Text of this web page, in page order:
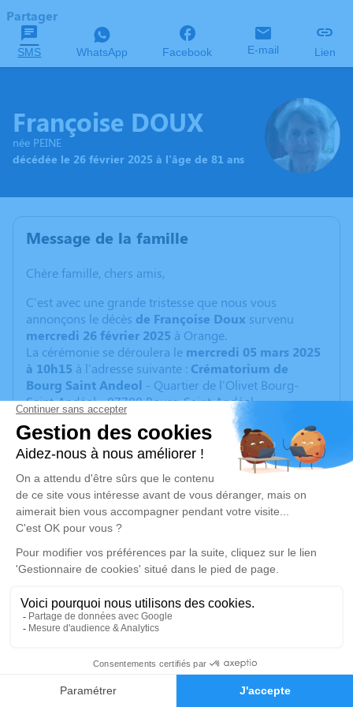
Faire-part Hommages
Partager
SMS WhatsApp Facebook E-mail Lien
Françoise DOUX
née PEINE
décédée le 26 février 2025 à l'âge de 81 ans
Message de la famille
Chère famille, chers amis,
C'est avec une grande tristesse que nous vous
annonçons le décès de Françoise Doux survenu
mercredi 26 février 2025 à Orange.
La cérémonie se déroulera le mercredi 05 mars 2025
à 10h15 à l'adresse suivante : Crématorium de
Bourg Saint Andeol - Quartier de l'Olivet Bourg-
Saint-Andéol - 07700 Bourg-Saint-Andéol.
À 15H00, au cimetière de Remparts de Tulette, l'urne
sera inhumée.
Lundi 03 mars et mardi 04 mars de 15h à 17h,
famille sera présente pour vous accueillir au salon
funéraire de Tulette600 avenue des Alpes.
Cet espace privé est destiné à recueillir vos
condoléances ou le souvenir d’un moment passé.
Un service de plantation d’arbre hommage est
disponible ici.
Je rends hommage